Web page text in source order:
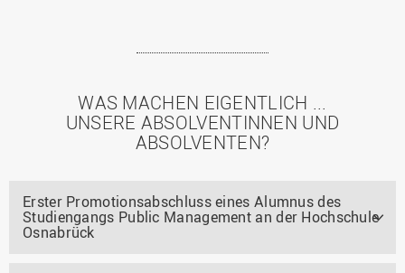
WAS MACHEN EIGENTLICH ...
UNSERE ABSOLVENTINNEN UND
ABSOLVENTEN?
Erster Promotionsabschluss eines Alumnus des
Studiengangs Public Management an der Hochschule
Osnabrück